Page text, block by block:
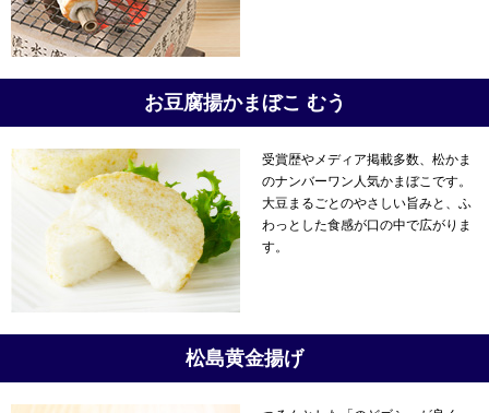
お豆腐揚かまぼこ むう
受賞歴やメディア掲載多数、松かま
のナンバーワン人気かまぼこです。
大豆まるごとのやさしい旨みと、ふ
わっとした食感が口の中で広がりま
す。
松島黄金揚げ